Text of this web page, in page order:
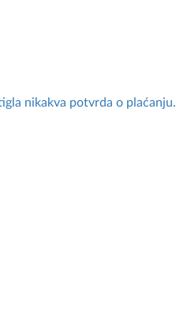
nikakva potvrda o plaćanju.